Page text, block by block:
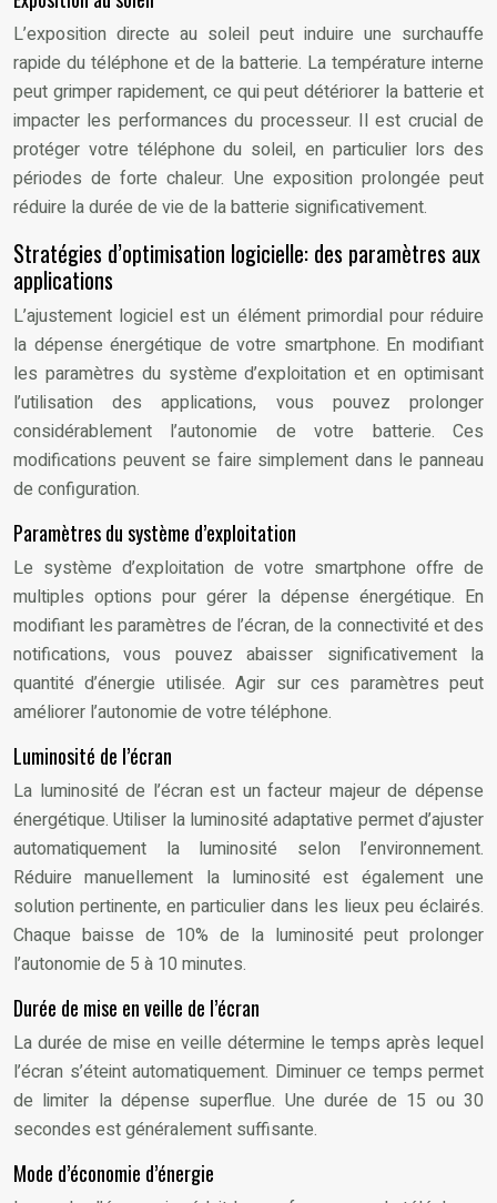
L’exposition directe au soleil peut induire une surchauffe
rapide du téléphone et de la batterie. La température interne
peut grimper rapidement, ce qui peut détériorer la batterie et
impacter les performances du processeur. Il est crucial de
protéger votre téléphone du soleil, en particulier lors des
périodes de forte chaleur. Une exposition prolongée peut
réduire la durée de vie de la batterie significativement.
Stratégies d’optimisation logicielle: des paramètres aux
applications
L’ajustement logiciel est un élément primordial pour réduire
la dépense énergétique de votre smartphone. En modifiant
les paramètres du système d’exploitation et en optimisant
l’utilisation des applications, vous pouvez prolonger
considérablement l’autonomie de votre batterie. Ces
modifications peuvent se faire simplement dans le panneau
de configuration.
Paramètres du système d’exploitation
Le système d’exploitation de votre smartphone offre de
multiples options pour gérer la dépense énergétique. En
modifiant les paramètres de l’écran, de la connectivité et des
notifications, vous pouvez abaisser significativement la
quantité d’énergie utilisée. Agir sur ces paramètres peut
améliorer l’autonomie de votre téléphone.
Luminosité de l’écran
La luminosité de l’écran est un facteur majeur de dépense
énergétique. Utiliser la luminosité adaptative permet d’ajuster
automatiquement la luminosité selon l’environnement.
Réduire manuellement la luminosité est également une
solution pertinente, en particulier dans les lieux peu éclairés.
Chaque baisse de 10% de la luminosité peut prolonger
l’autonomie de 5 à 10 minutes.
Durée de mise en veille de l’écran
La durée de mise en veille détermine le temps après lequel
l’écran s’éteint automatiquement. Diminuer ce temps permet
de limiter la dépense superflue. Une durée de 15 ou 30
secondes est généralement suffisante.
Mode d’économie d’énergie